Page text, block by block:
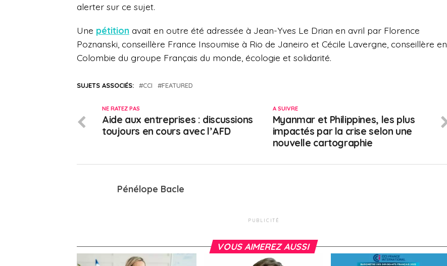
alerter sur ce sujet.
Une pétition avait en outre été adressée à Jean-Yves Le Drian en avril par Florence
Poznanski, conseillère France Insoumise à Rio de Janeiro et Cécile Lavergne, conseillère en
Colombie du groupe Français du monde, écologie et solidarité.
SUJETS ASSOCIÉS: CCI FEATURED
A SUIVRE
Myanmar et Philippines, les plus
impactés par la crise selon une
nouvelle cartographie
NE RATEZ PAS
Aide aux entreprises : discussions
toujours en cours avec l’AFD
Pénélope Bacle
PUBLICITÉ
VOUS AIMEREZ AUSSI